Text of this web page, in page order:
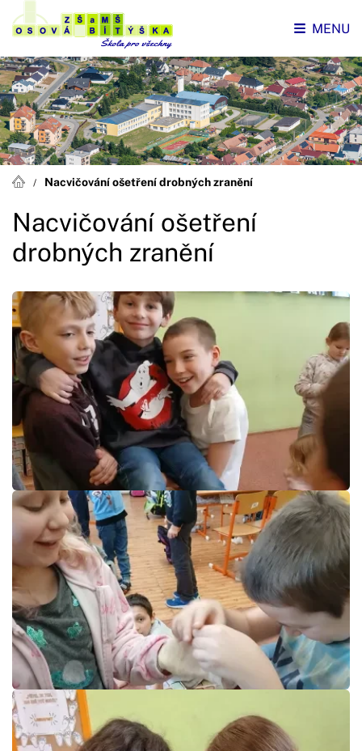
MENU
Nacvičování ošetření drobných zranění
Nacvičování ošetření
drobných zranění